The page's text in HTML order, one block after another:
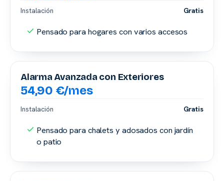
Instalación Gratis
Pensado para hogares con varios accesos
Alarma Avanzada con Exteriores
54,90 €/mes
Instalación Gratis
Pensado para chalets y adosados con jardín
o patio